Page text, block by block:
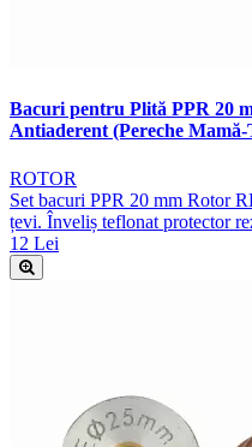
Bacuri pentru Plită PPR 20
Antiaderent (Pereche Mamă-
ROTOR
Set bacuri PPR 20 mm Rotor
țevi. Înveliș teflonat protector
12 Lei